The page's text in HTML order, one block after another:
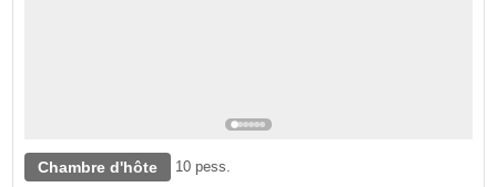
Chambre d'hôte 10 pess.